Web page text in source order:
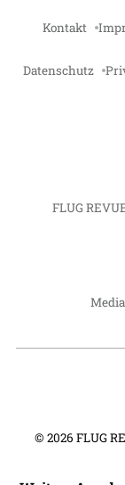
Kontakt
Datenschutz
FLUG
© 2026 FLUG